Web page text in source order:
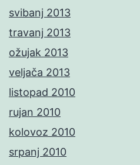
svibanj 2013
travanj 2013
ožujak 2013
veljača 2013
listopad 2010
rujan 2010
kolovoz 2010
srpanj 2010